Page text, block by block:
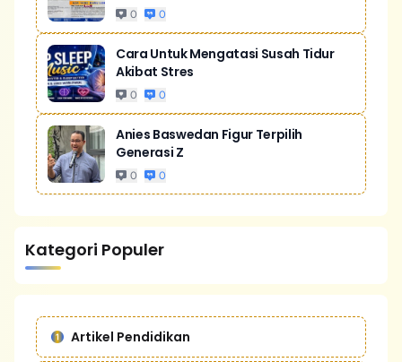
0 0
Cara Untuk Mengatasi Susah Tidur
Akibat Stres
0 0
Anies Baswedan Figur Terpilih
Generasi Z
0 0
Kategori Populer
Artikel Pendidikan